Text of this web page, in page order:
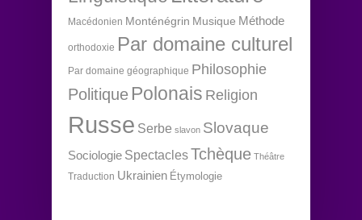
Macédonien Monténégrin Musique Méthode
orthodoxie Par domaine culturel
Par domaine géographique Philosophie
Politique Polonais Religion
Russe Serbe slavon Slovaque
Sociologie SpectaclesTchèque Théâtre
Traduction Ukrainien Étymologie